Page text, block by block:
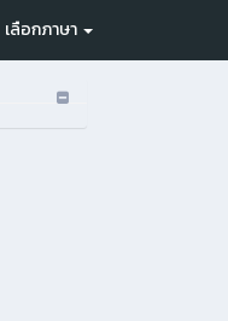
เลือกภาษา